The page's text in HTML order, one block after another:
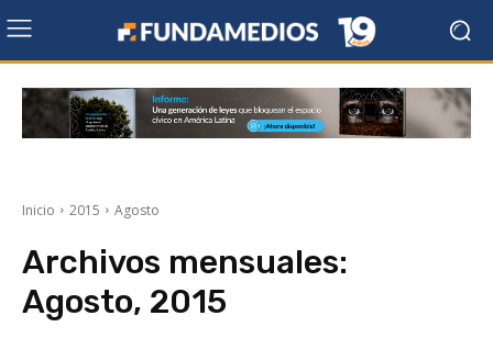
Inicio 2015 Agosto
Archivos mensuales:
Agosto, 2015